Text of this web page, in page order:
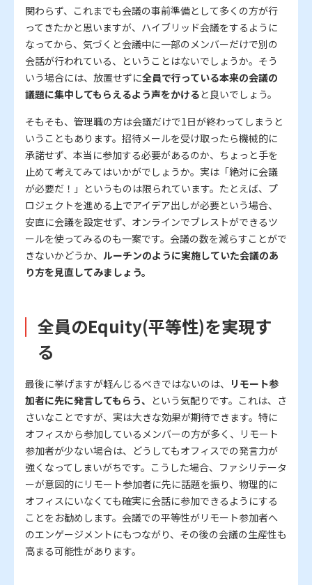
関わらず、これまでも会議の事前準備として多くの方が行
ってきたかと思いますが、ハイブリッド会議をするように
なってから、気づくと会議中に一部のメンバーだけで別の
会話が行われている、ということはないでしょうか。そう
いう場合には、放置せずに全員で行っている本来の会議の
議題に集中してもらえるよう声をかけると良いでしょう。
そもそも、管理職の方は会議だけで1日が終わってしまうと
いうこともあります。招待メールを受け取ったら機械的に
承諾せず、本当に参加する必要があるのか、ちょっと手を
止めて考えてみてはいかがでしょうか。実は「絶対に会議
が必要だ！」というものは限られています。たとえば、プ
ロジェクトを進める上でアイデア出しが必要という場合、
安直に会議を設定せず、オンラインでブレストができるツ
ールを使ってみるのも一案です。会議の数を減らすことがで
きないかどうか、 ルーチンのように実施していた会議のあ
り方を見直してみましょう。
全員のEquity(平等性)を実現す
る
最後に挙げますが軽んじるべきではないのは、
リモート参
加者に先に発言してもらう、 という気配りです。これは、さ
さいなことですが、実は大きな効果が期待できます。特に
オフィスから参加しているメンバーの方が多く、リモート
参加者が少ない場合は、どうしてもオフィスでの発言力が
強くなってしまいがちです。こうした場合、ファシリテータ
ーが意図的にリモート参加者に先に話題を振り、物理的に
オフィスにいなくても確実に会話に参加できるようにする
ことをお勧めします。会議での平等性がリモート参加者へ
のエンゲージメントにもつながり、その後の会議の生産性も
高まる可能性があります。